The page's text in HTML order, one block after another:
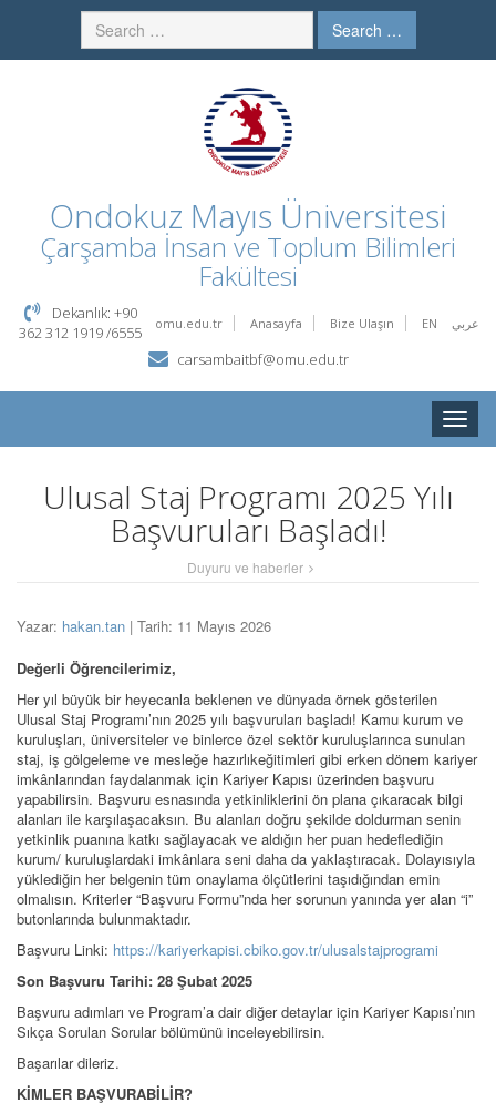
Search …
Ondokuz Mayıs Üniversitesi
Çarşamba İnsan ve Toplum Bilimleri
Fakültesi
omu.edu.tr Anasayfa Bize Ulaşın EN عربي
Dekanlık: +90
362 312 1919 /6555
carsambaitbf@omu.edu.tr
Toggle
Ulusal Staj Programı 2025 Yılı
Başvuruları Başladı!
Duyuru ve haberler
Yazar: hakan.tan | Tarih: 11 Mayıs 2026
Değerli Öğrencilerimiz,
Her yıl büyük bir heyecanla beklenen ve dünyada örnek gösterilen
Ulusal Staj Programı’nın 2025 yılı başvuruları başladı! Kamu kurum ve
kuruluşları, üniversiteler ve binlerce özel sektör kuruluşlarınca sunulan
staj, iş gölgeleme ve mesleğe hazırlıkeğitimleri gibi erken dönem kariyer
imkânlarından faydalanmak için Kariyer Kapısı üzerinden başvuru
yapabilirsin. Başvuru esnasında yetkinliklerini ön plana çıkaracak bilgi
alanları ile karşılaşacaksın. Bu alanları doğru şekilde doldurman senin
yetkinlik puanına katkı sağlayacak ve aldığın her puan hedeflediğin
kurum/ kuruluşlardaki imkânlara seni daha da yaklaştıracak. Dolayısıyla
yüklediğin her belgenin tüm onaylama ölçütlerini taşıdığından emin
olmalısın. Kriterler “Başvuru Formu”nda her sorunun yanında yer alan “i”
butonlarında bulunmaktadır.
Başvuru Linki: https://kariyerkapisi.cbiko.gov.tr/ulusalstajprogrami
Son Başvuru Tarihi: 28 Şubat 2025
Başvuru adımları ve Program’a dair diğer detaylar için Kariyer Kapısı’nın
Sıkça Sorulan Sorular bölümünü inceleyebilirsin.
Başarılar dileriz.
KİMLER BAŞVURABİLİR?